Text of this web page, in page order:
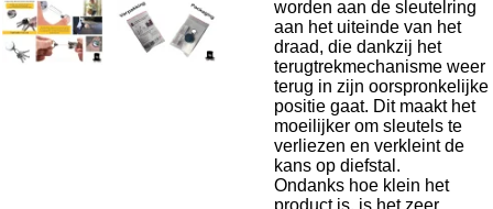
worden aan de sleutelring
aan het uiteinde van het
draad, die dankzij het
terugtrekmechanisme weer
terug in zijn oorspronkelijke
positie gaat. Dit maakt het
moeilijker om sleutels te
verliezen en verkleint de
kans op diefstal.
Ondanks hoe klein het
product is, is het zeer